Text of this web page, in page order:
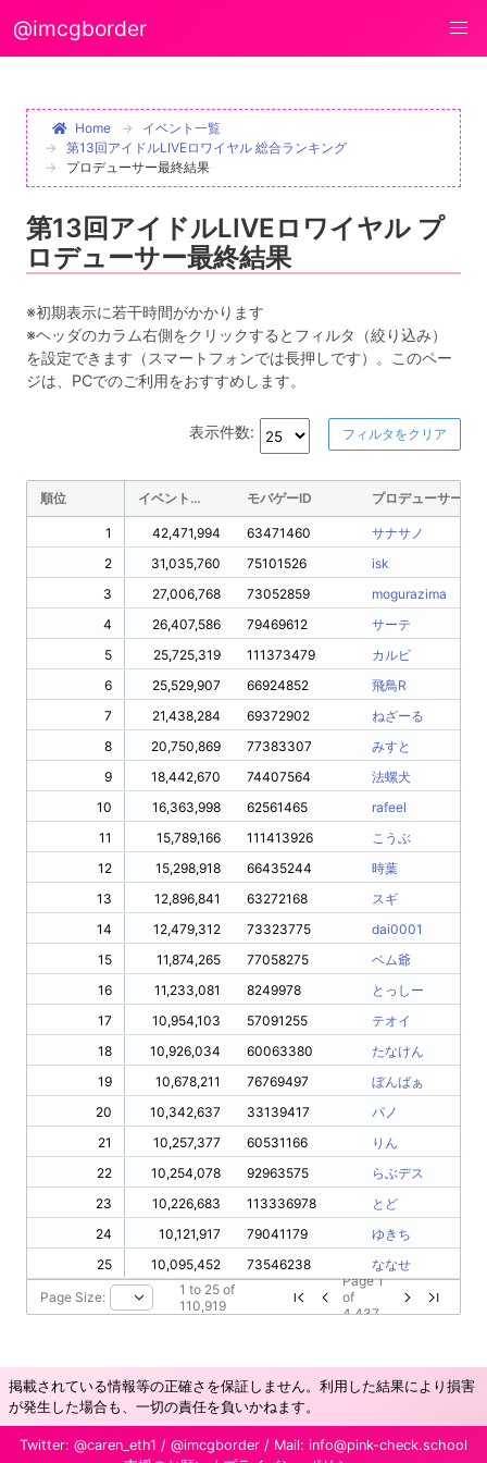
@imcgborder
Home
イベント一覧
第13回アイドルLIVEロワイヤル 総合ランキング
プロデューサー最終結果
第13回アイドルLIVEロワイヤル プ
ロデューサー最終結果
※初期表示に若干時間がかかります
※ヘッダのカラム右側をクリックするとフィルタ（絞り込み）
を設定できます（スマートフォンでは長押しです）。このペー
ジは、PCでのご利用をおすすめします。
表示件数: フィルタをクリア
順位 イベントPt モバゲーID プロデューサー名
1
2
3
4
5
6
7
8
9
10
11
12
13
14
15
16
17
18
19
20
21
22
23
24
25
42,471,994 63471460
サナサノ
31,035,760
75101526
isk
27,006,768
73052859
mogurazima
26,407,586
79469612
サーテ
25,725,319
111373479
カルビ
25,529,907
66924852
飛鳥R
21,438,284
69372902
ねざーる
20,750,869
77383307
みすと
18,442,670
74407564
法螺犬
16,363,998
62561465
rafeel
15,789,166
111413926
こうぶ
15,298,918
66435244
時葉
12,896,841
63272168
スギ
12,479,312
73323775
dai0001
11,874,265
77058275
ベム爺
11,233,081
8249978
とっしー
10,954,103
57091255
テオイ
10,926,034
60063380
たなけん
10,678,211
76769497
ぼんばぁ
10,342,637
33139417
パノ
10,257,377
60531166
りん
10,254,078
92963575
らぶデス
10,226,683
113336978
とど
10,121,917
79041179
ゆきち
10,095,452
73546238
ななせ
Page Size:
1 to 25 of
110,919
Page 1
of
4,437
掲載されている情報等の正確さを保証しません。利用した結果により損害
が発生した場合も、一切の責任を負いかねます。
Twitter: @caren_eth1 / @imcgborder / Mail: info@pink-check.school